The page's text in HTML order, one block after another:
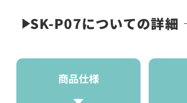
SK-P07についての詳細
商品仕様